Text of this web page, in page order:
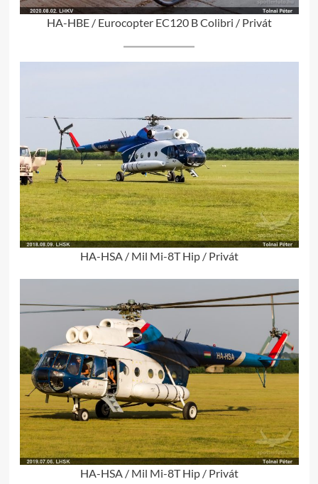
HA-HBE / Eurocopter EC120 B Colibri / Privát
HA-HSA / Mil Mi-8T Hip / Privát
HA-HSA / Mil Mi-8T Hip / Privát